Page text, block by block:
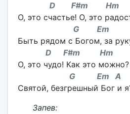
D F#m Hm
О, это счастье! О, это
G Em
Быть рядом с Богом, за
D F#m Hm
О, это чудо! Как это можно?
G Em A
Святой, безгрешный Бог и
Запев: